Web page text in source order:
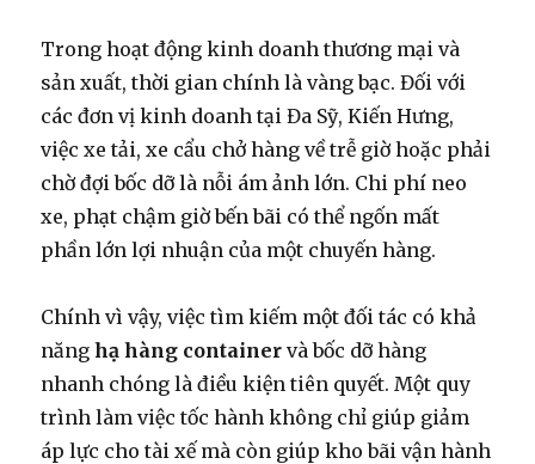
Trong hoạt động kinh doanh thương mại và
sản xuất, thời gian chính là vàng bạc. Đối với
các đơn vị kinh doanh tại Đa Sỹ, Kiến Hưng,
việc xe tải, xe cẩu chở hàng về trễ giờ hoặc phải
chờ đợi bốc dỡ là nỗi ám ảnh lớn. Chi phí neo
xe, phạt chậm giờ bến bãi có thể ngốn mất
phần lớn lợi nhuận của một chuyến hàng.
Chính vì vậy, việc tìm kiếm một đối tác có khả
nănghạ hàng container và bốc dỡ hàng
nhanh chóng là điều kiện tiên quyết. Một quy
trình làm việc tốc hành không chỉ giúp giảm
áp lực cho tài xế mà còn giúp kho bãi vận hành